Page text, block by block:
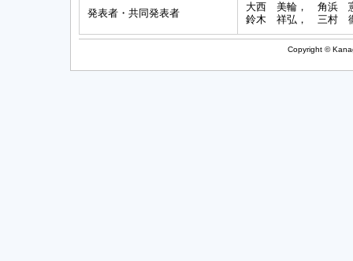
発表者・共同発表者
大西 美輪， 角浜
鈴木 祥弘， 三村
Copyright ©